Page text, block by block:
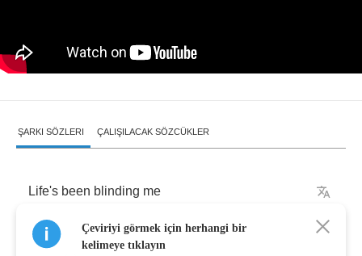
ŞARKI SÖZLERI ÇALIŞILACAK SÖZCÜKLER
Life's been blinding me
From what I thought I'd see
Çeviriyi görmek için herhangi bir
kelimeye tıklayın